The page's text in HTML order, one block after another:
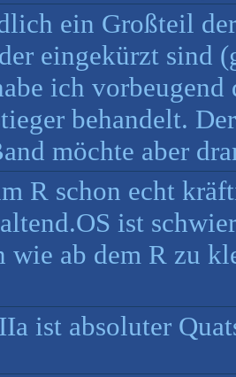
ein Großteil
eingekürzt sind
ich
behandelt.
möchte aber
R schon echt
ist
wie ab dem R zu
ist absoluter